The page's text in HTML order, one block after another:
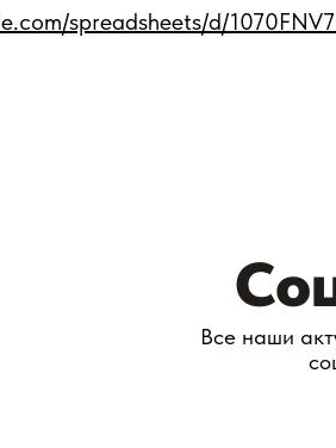
spreadsheets/d/
Все наши